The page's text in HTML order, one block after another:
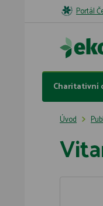
Portál
Charitativní
Úvod